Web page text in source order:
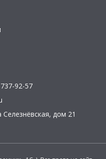
92-57
Селезнёвская, дом 21